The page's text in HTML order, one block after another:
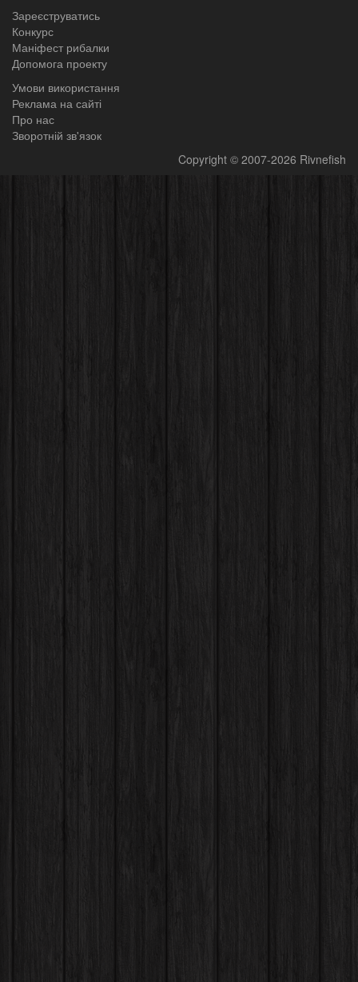
Зареєструватись
Конкурс
Маніфест рибалки
Допомога проекту
Умови використання
Реклама на сайті
Про нас
Зворотній зв'язок
Copyright © 2007-2026 Rivnefish